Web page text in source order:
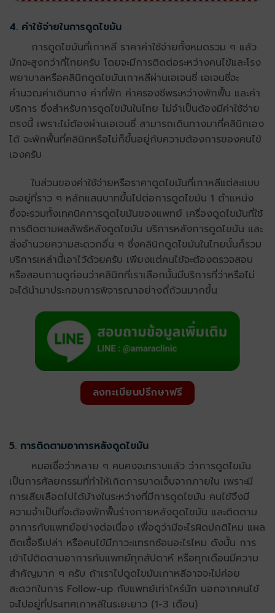
4. ค่าใช้จ่ายในการดูดไขมัน
การดูดไขมันที่เกาหลี ราคาค่าใช้จ่ายทั้งหมดรวม ๆ แล้ว
มักจะสูงกว่าที่ไทยครับ โดยจะมีการติดต่อระหว่างคนไข้และโรง
พยาบาลหรือคลินิกดูดไขมันเกาหลีผ่านเอเจนซี่ เอเจนซี่จะ
คำนวณค่าเดินทาง ค่าที่พัก ค่าครองชีพระหว่างพักฟื้น และค่า
บริการ ซึ่งสำหรับการดูดไขมันในไทย ไม่จำเป็นต้องมีค่าใช้จ่าย
ตรงนี้ เพราะไม่ต้องผ่านเอเจนซี่ สามารถเดินทางมาที่คลินิกเอง
ได้ จะพักฟื้นที่คลินิกหรือไม่ก็ขึ้นอยู่กับความต้องการของคนไข้
เองครับ
ในส่วนของค่าใช้จ่ายหรือราคาดูดไขมันที่เกาหลีแต่ละแบบ
จะอยู่ที่ราว ๆ หลักแสนบาทขึ้นไปต่อการดูดไขมัน 1 ตำแหน่ง
ซึ่งจะรวมทั้งเทคนิคการดูดไขมันของแพทย์ เครื่องดูดไขมันที่ใช้
การติดตามผลลัพธ์หลังดูดไขมัน บริการหลังการดูดไขมัน และ
สิ่งอำนวยความสะดวกอื่น ๆ ซึ่งคลินิกดูดไขมันในไทยนั้นก็รวม
บริการเหล่านี้เอาไว้ด้วยครับ เพียงแต่คนไข้จะต้องตรวจสอบ
หรือสอบถามดูก่อนว่าคลินิกที่เราเลือกนั้นมีบริการที่ว่าหรือไม่
จะได้นำมาประกอบการพิจารณาอย่างถี่ถ้วนมากขึ้น
ลงทะเบียนปรึกษาฟรี
5. การติดตามอาการหลังดูดไขมัน
หมอเชื่อว่าหลาย ๆ คนคงจะทราบแล้ว ว่าการดูดไขมัน
เป็นการศัลยกรรมที่ทำให้เกิดการบาดเจ็บจากภายใน เพราะมี
การเสียเลือดไปได้บ้างในระหว่างที่มีการดูดไขมัน คนไข้จึงมี
ความจำเป็นที่จะต้องพักฟื้นร่างกายหลังดูดไขมัน และติดตาม
อาการกับแพทย์อย่างต่อเนื่อง เพื่อดูว่ามีอะไรผิดปกติไหม แผล
ติดเชื้อรึเปล่า หรือคนไข้มีภาวะแทรกซ้อนอะไรไหม ดังนั้น การ
เข้าไปติดตามอาการกับแพทย์ทุกสัปดาห์ หรือทุกเดือนมีความ
สำคัญมาก ๆ ครับ ถ้าเราไปดูดไขมันเกาหลีอาจจะไม่ค่อย
สะดวกในการ Follow-up กับแพทย์เท่าไหร่นัก นอกจากคนไข้
จะไปอยู่ที่ประเทศเกาหลีในระยะยาว (1-3 เดือน)